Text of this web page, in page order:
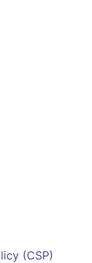
(CSP)